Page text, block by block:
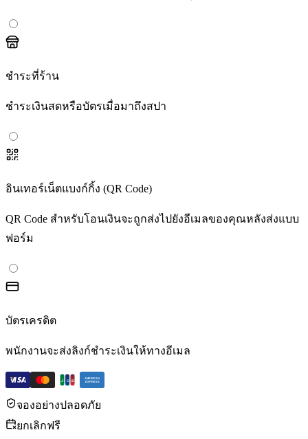
ชำระที่ร้าน
ชำระเงินสดหรือบัตรเมื่อมาถึงสปา
อินเทอร์เน็ตแบงก์กิ้ง (QR Code)
QR Code สำหรับโอนเงินจะถูกส่งไปยังอีเมลของคุณหลังส่งแบบ
ฟอร์ม
บัตรเครดิต
พนักงานจะส่งลิงก์ชำระเงินให้ทางอีเมล
J C B
AMERICAN
EXPRESS
จองอย่างปลอดภัย
ยกเลิกฟรี